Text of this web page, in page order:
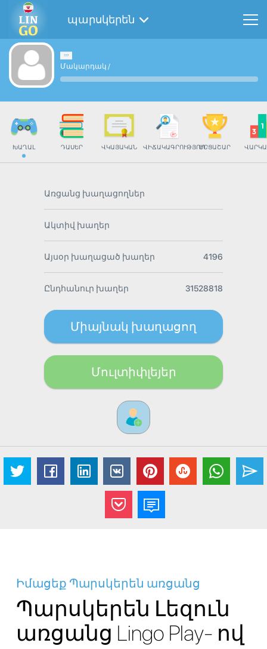
պարսկերեն
Մակարդակ /
ԽԱՂԱԼ ԴԱՍԵՐ ՎԿԱՅԱԿԱՆ ՎԻՃԱԿԱԳՐՈՒԹՅՈՒՆՄՐՑԱՇԱՐ
Առցանց խաղացողներ
Ակտիվ խաղեր
Այսօր խաղացած խաղեր 4196
Ընդհանուր խաղեր 31528818
Միայնակ խաղացող
Մուլտիփլեյեր
Իմացեք Պարսկերեն առցանց
Պարսկերեն Լեզուն
առցանց Lingo Play- ով